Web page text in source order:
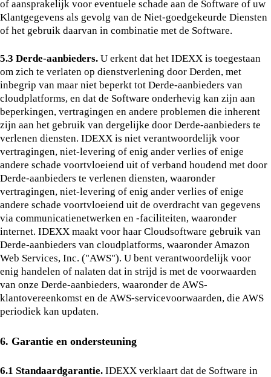
of aansprakelijk voor eventuele schade aan de Software of uw
Klantgegevens als gevolg van de Niet-goedgekeurde Diensten
of het gebruik daarvan in combinatie met de Software.
5.3 Derde-aanbieders. U erkent dat het IDEXX is toegestaan
om zich te verlaten op dienstverlening door Derden, met
inbegrip van maar niet beperkt tot Derde-aanbieders van
cloudplatforms, en dat de Software onderhevig kan zijn aan
beperkingen, vertragingen en andere problemen die inherent
zijn aan het gebruik van dergelijke door Derde-aanbieders te
verlenen diensten. IDEXX is niet verantwoordelijk voor
vertragingen, niet-levering of enig ander verlies of enige
andere schade voortvloeiend uit of verband houdend met door
Derde-aanbieders te verlenen diensten, waaronder
vertragingen, niet-levering of enig ander verlies of enige
andere schade voortvloeiend uit de overdracht van gegevens
via communicatienetwerken en -faciliteiten, waaronder
internet. IDEXX maakt voor haar Cloudsoftware gebruik van
Derde-aanbieders van cloudplatforms, waaronder Amazon
Web Services, Inc. ("AWS"). U bent verantwoordelijk voor
enig handelen of nalaten dat in strijd is met de voorwaarden
van onze Derde-aanbieders, waaronder de AWS-
klantovereenkomst en de AWS-servicevoorwaarden, die AWS
periodiek kan updaten.
6. Garantie en ondersteuning
6.1 Standaardgarantie. IDEXX verklaart dat de Software in